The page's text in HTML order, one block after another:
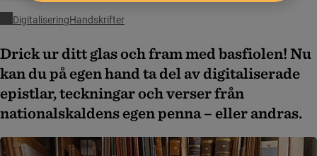
DigitaliseringHandskrifter
Drick ur ditt glas och fram med basfiolen! Nu
kan du på egen hand ta del av digitaliserade
epistlar, teckningar och verser från
nationalskaldens egen penna – eller andras.